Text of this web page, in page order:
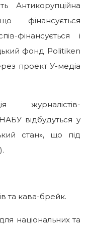
Антикорупційна
фінансується
фінансується і
фонд Politiken
проект У-медіа
журналістів-
відбудуться у
стан», що під
та кава-брейк.
національних та